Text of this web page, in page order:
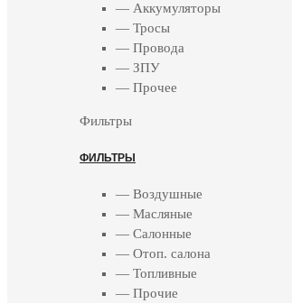
— Аккумуляторы
— Тросы
— Провода
— ЗПУ
— Прочее
Фильтры
ФИЛЬТРЫ
— Воздушные
— Масляные
— Салонные
— Отоп. салона
— Топливные
— Прочие